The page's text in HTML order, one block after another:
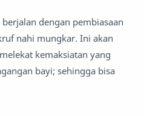
dengan pembiasaan
nahi mungkar. Ini akan
kemaksiatan yang
bayi; sehingga bisa